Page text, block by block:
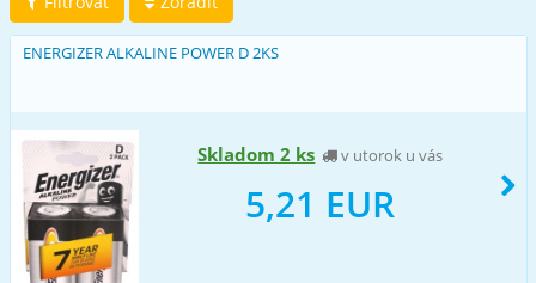
ENERGIZER ALKALINE POWER D 2KS
Skladom 2 ks v utorok u vás
5,21 EUR